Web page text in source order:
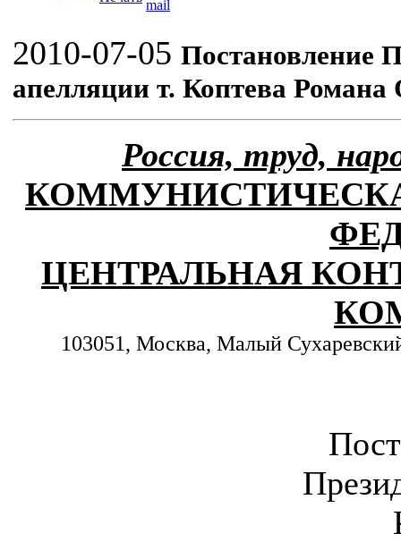
2010-07-05
апелляции т. Коптева Романа
Россия, труд,
ЦЕНТРАЛЬНАЯ
103051, Москва, Малый